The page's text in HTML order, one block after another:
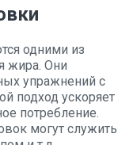
одними из
жира. Они
упражнений с
подход ускоряет
потребление.
могут служить